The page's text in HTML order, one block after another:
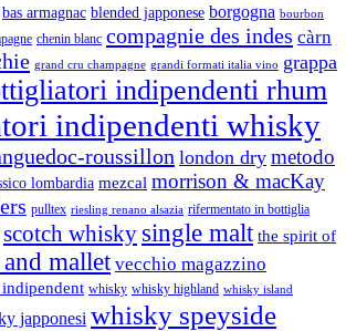
bas armagnac blended japponese borgogna bourbon
chenin blanc compagnie des indes càrn
grand cru champagne grandi formati italia vino grappa
indipendenti rhum
indipendenti whisky
roussillon london dry metodo
lombardia mezcal morrison & macKay
pulltex riesling renano alsazia rifermentato in bottiglia
scotch whisky single malt the spirit of
mallet vecchio magazzino
whisky whisky highland whisky island
japponesi whisky speyside